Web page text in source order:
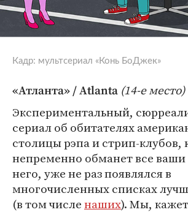
Кадр: мультсериал «Конь БоДжек»
«Атланта» / Atlanta (14-е место)
Экспериментальный,
сериал об обитателях
столицы рэпа и стрип-клубов,
непременно обманет все
него, уже не раз появлялся в
многочисленных списках
(в том численаших). Мы,